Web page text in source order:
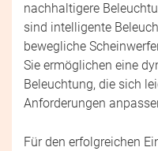
nachhaltigere
sind intelligente
bewegliche
Sie ermöglichen eine
Beleuchtung, die sich
Anforderungen
Für den erfolgreichen